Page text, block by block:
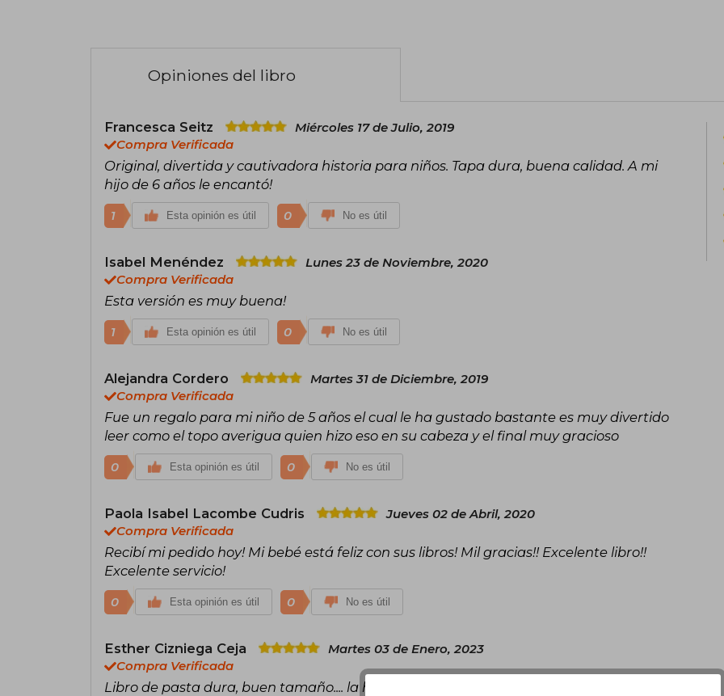
Opiniones del libro
Francesca Seitz
Miércoles 17 de Julio, 2019
Compra Verificada
Original, divertida y cautivadora historia para niños. Tapa dura, buena calidad. A mi
hijo de 6 años le encantó!
1 Esta opinión es útil 0 No es útil
Isabel Menéndez
Lunes 23 de Noviembre, 2020
Compra Verificada
Esta versión es muy buena!
1 Esta opinión es útil 0 No es útil
Alejandra Cordero
Martes 31 de Diciembre, 2019
Compra Verificada
Fue un regalo para mi niño de 5 años el cual le ha gustado bastante es muy divertido
leer como el topo averigua quien hizo eso en su cabeza y el final muy gracioso
0 Esta opinión es útil 0 No es útil
Paola Isabel Lacombe Cudris
Jueves 02 de Abril, 2020
Compra Verificada
Recibí mi pedido hoy! Mi bebé está feliz con sus libros! Mil gracias!! Excelente libro!!
Excelente servicio!
0 Esta opinión es útil 0 No es útil
Esther Cizniega Ceja
Martes 03 de Enero, 2023
Compra Verificada
Libro de pasta dura, buen tamaño.... la historia está entretenida... recomendado...